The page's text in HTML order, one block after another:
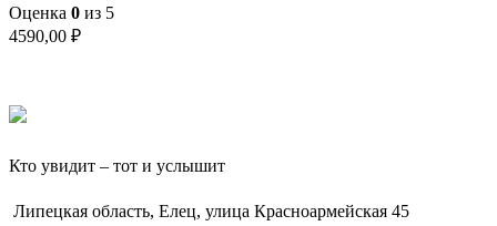
Оценка 0 из 5
4590,00 ₽
Кто увидит – тот и услышит
Липецкая область, Елец, улица Красноармейская 45